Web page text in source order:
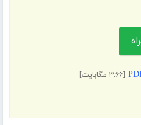
[۳.۶۶ مگابایت]